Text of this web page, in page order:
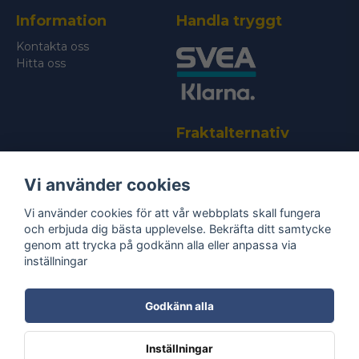
Skicka fråga
Information
Kontakta oss
Hitta oss
Handla tryggt
Fraktalternativ
Bli medlem i vårt nyhetsbrev
Skicka
Vi använder cookies
Vi använder cookies för att vår webbplats skall fungera
och erbjuda dig bästa upplevelse. Bekräfta ditt samtycke
genom att trycka på godkänn alla eller anpassa via
inställningar
Godkänn alla
Inställningar